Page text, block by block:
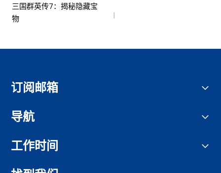
三国群英传7：揭秘隐藏宝
物
订阅邮箱
导航
工作时间